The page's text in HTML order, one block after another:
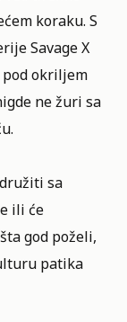
koraku. S
Savage X
pod okriljem
ne žuri sa
sa
ili će
god poželi,
patika